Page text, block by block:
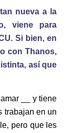
nueva a la
viene para
Si bien, en
con Thanos,
así que
__ y tiene
trabajan en un
pero que les